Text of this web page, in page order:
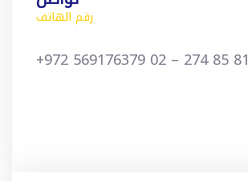
رقم الهاتف
+972 569176379 02 – 274 85 81